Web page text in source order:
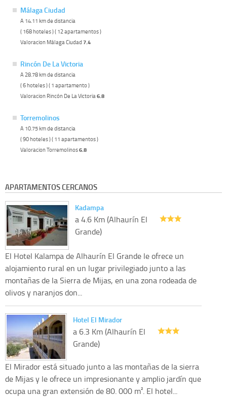
Málaga Ciudad
A 14.11 km de distancia
( 168 hoteles ) ( 12 apartamentos )
Valoracion Málaga Ciudad 7.4
Rincón De La Victoria
A 28.78 km de distancia
( 6 hoteles ) ( 1 apartamento )
Valoracion Rincón De La Victoria 6.8
Torremolinos
A 10.75 km de distancia
( 90 hoteles ) ( 11 apartamentos )
Valoracion Torremolinos6.8
APARTAMENTOS CERCANOS
Kadampa
a 4.6 Km (Alhaurín El
Grande)
El Hotel Kalampa de Alhaurín El Grande le ofrece un
alojamiento rural en un lugar privilegiado junto a las
montañas de la Sierra de Mijas, en una zona rodeada de
olivos y naranjos don...
Hotel El Mirador
a 6.3 Km (Alhaurín El
Grande)
El Mirador está situado junto a las montañas de la sierra
de Mijas y le ofrece un impresionante y amplio jardín que
ocupa una gran extensión de 80. 000 m². El hotel...